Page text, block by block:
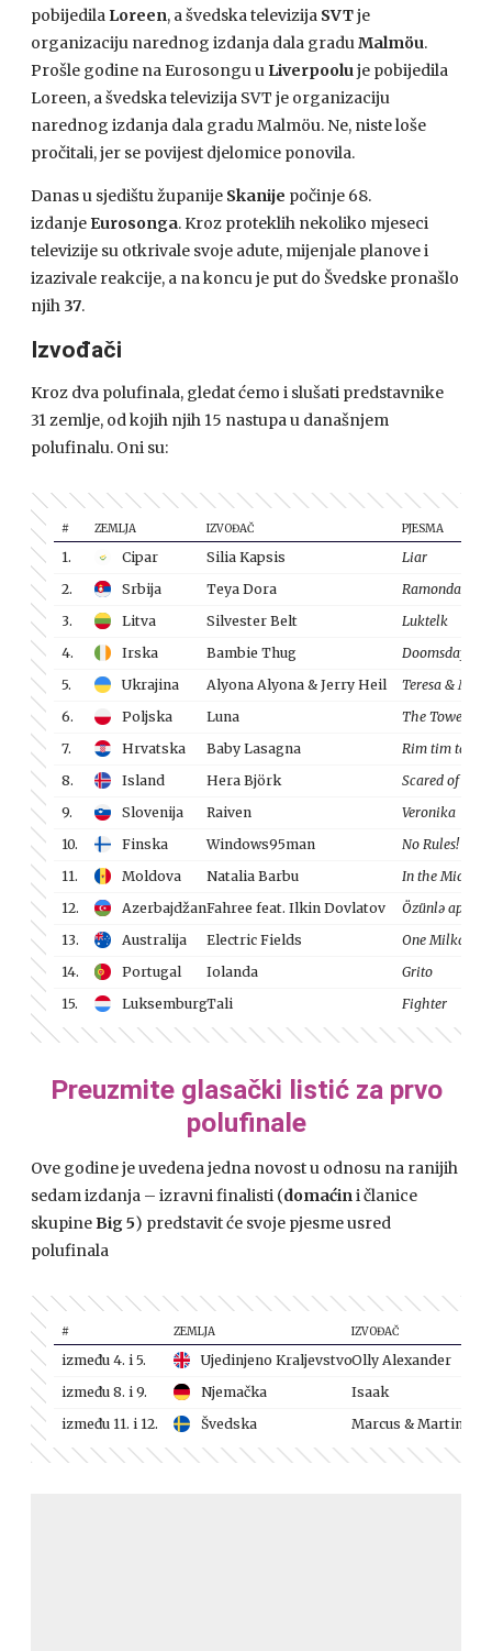
pobijedila Loreen, a švedska televizija SVTje
organizaciju narednog izdanja dala graduMalmöu.
Prošle godine na Eurosongu u Liverpooluje pobijedila
Loreen, a švedska televizija SVT je organizaciju
narednog izdanja dala gradu Malmöu. Ne, niste loše
pročitali, jer se povijest djelomice ponovila.
Danas u sjedištu županije Skanije počinje 68.
izdanje Eurosonga. Kroz proteklih nekoliko mjeseci
televizije su otkrivale svoje adute, mijenjale planove i
izazivale reakcije, a na koncu je put do Švedske pronašlo
njih 37.
Izvođači
Kroz dva polufinala, gledat ćemo i slušati predstavnike
31 zemlje, od kojih njih 15 nastupa u današnjem
polufinalu. Oni su:
# ZEMLJA IZVOĐAČ PJESMA
1. Cipar Silia Kapsis
Liar
2.
Srbija Teya Dora
Ramonda
3.
Litva Silvester Belt
Luktelk
4.
Irska Bambie Thug
Doomsday
5.
Ukrajina Alyona Alyona & Jerry Heil
Teresa &
6.
Poljska Luna
The Tower
7.
Hrvatska Baby Lasagna
Rim tim tagi
8.
Island Hera Björk
Scared of
9.
Slovenija Raiven
Veronika
10.
Finska Windows95man
No Rules!
11.
Moldova Natalia Barbu
In the Middle
12.
AzerbajdžanFahree feat. Ilkin Dovlatov
Özünlə apar
13.
Australija Electric Fields
One Milkali
14.
Portugal Iolanda
Grito
15.
LuksemburgTali Fighter
Preuzmite glasački listić za prvo
polufinale
Ove godine je uvedena jedna novost u odnosu na ranijih
sedam izdanja – izravni finalisti (domaćini članice
skupineBig 5) predstavit će svoje pjesme usred
polufinala
# ZEMLJA IZVOĐAČ
između 4. i 5. Ujedinjeno KraljevstvoOlly Alexander
između 8. i 9.
Njemačka
Isaak
između 11. i 12.
Švedska Marcus & Martinus